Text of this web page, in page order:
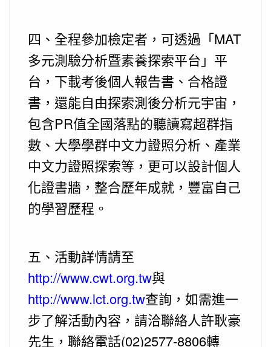
四、全程參加檢定者，可透過「MAT
多元測驗分析暨素養探索平台」平
台，下載考後個人報告書、合格證
書，還能自由探索測後分析元宇宙，
包含PR值全國落點的聽讀寫超群指
數、大學學群中文力證照分析、產業
中文力證照探索等，更可以設計個人
化證書牆，整合歷年成就，豐富自己
的學習歷程。
五、活動詳情請至
http://www.cwt.org.tw與
http://www.lct.org.tw查詢，如需進一
步了解活動內容，請洽聯絡人許耿豪
先生，聯絡電話(02)2577-8806轉